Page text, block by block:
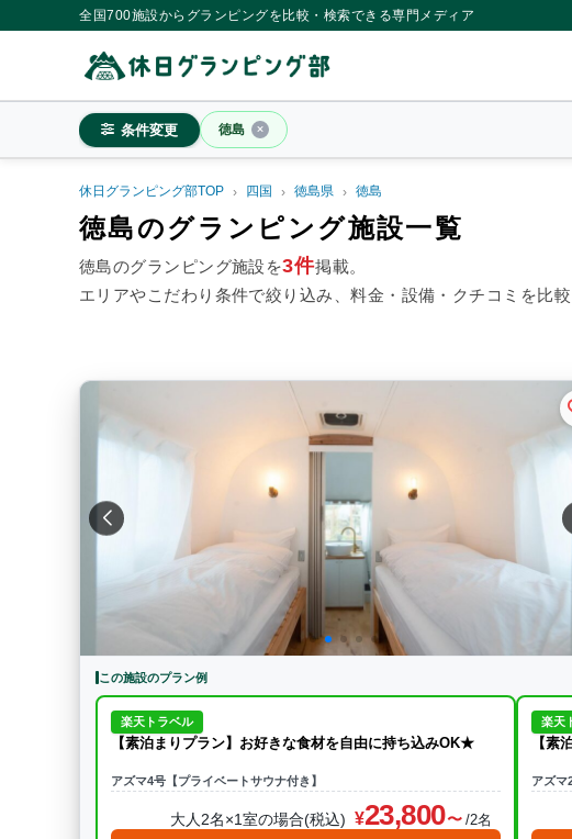
全国700施設からグランピングを比較・検索できる専門メディア
条件変更 徳島
徳島
シチュエーション
カップル 大人数(グループ)
施設タイプ
コットンテント コ
特徴・アクティビティ
BBQ サウナ・テントサウナ 焚火
駅から徒歩15分以内 駅から送迎あり
条件をクリア
休日グランピング部TOP 四国 徳島県 徳島
徳島のグランピング施設一覧
徳島のグランピング施設を3件掲載。
エリアやこだわり条件で絞り込み、料金・設備・クチコミを比
この施設のプラン例
楽天トラベル
【素泊まりプラン】お好きな食材を自由に持ち込みOK★
アズマ4号【プライベートサウナ付き】
大人2名×1室の場合(税込) 23,800 /2名
楽天
【素
アズマ